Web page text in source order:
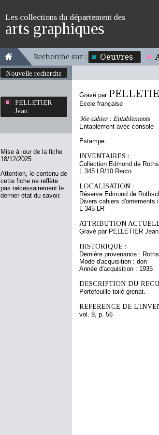
Les collections du département des
arts graphiques
Recherche sur : Oeuvres
Nouvelle recherche
PELLETIER
Jean
Mise à jour de la fiche
18/12/2025
Attention, le contenu de
cette fiche ne reflète
pas nécessairement le
dernier état du savoir.
Gravé par
Ecole française
36e cahier : Entablements
Entablement avec console
Estampe
INVENTAIRES :
Collection Edmond de
L 345 LR/10 Recto
LOCALISATION :
Réserve Edmond de
Divers cahiers d'ornements
L 345 LR
ATTRIBUTION
Gravé par PELLETIER Jean
HISTORIQUE :
Dernière provenance :
Mode d'acquisition : don
Année d'acquisition : 1935
DESCRIPTION DU
Portefeuille toilé grenat.
REFERENCE DE
vol. 9, p. 56